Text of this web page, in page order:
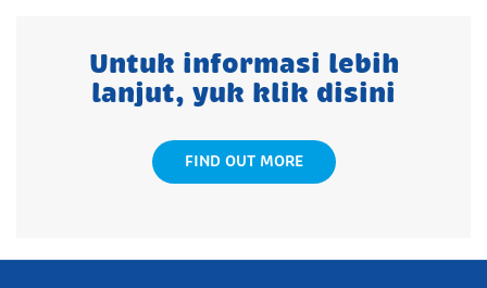
Untuk informasi lebih
lanjut, yuk klik disini
FIND OUT MORE